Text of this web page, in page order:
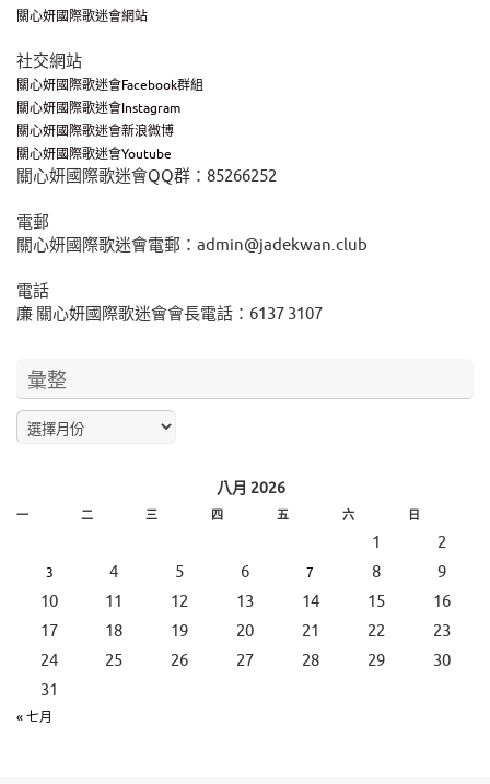
關心妍國際歌迷會網站
社交網站
關心妍國際歌迷會Facebook群組
關心妍國際歌迷會Instagram
關心妍國際歌迷會新浪微博
關心妍國際歌迷會Youtube
關心妍國際歌迷會QQ群：85266252
電郵
關心妍國際歌迷會電郵：admin@jadekwan.club
電話
廉 關心妍國際歌迷會會長電話：6137 3107
彙整
八月 2026
一 二 三 四 五 六 日
« 七月
1 2
3 4 5 6 7 8
9
10
11 12 13 14 15
16
17
18 19 20 21 22
23
24
25 26 27 28 29
30
31